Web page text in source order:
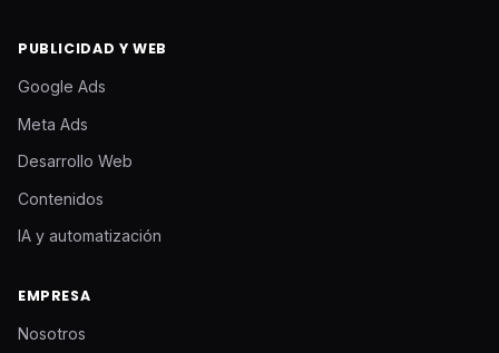
PUBLICIDAD Y WEB
Google Ads
Meta Ads
Desarrollo Web
Contenidos
IA y automatización
EMPRESA
Nosotros